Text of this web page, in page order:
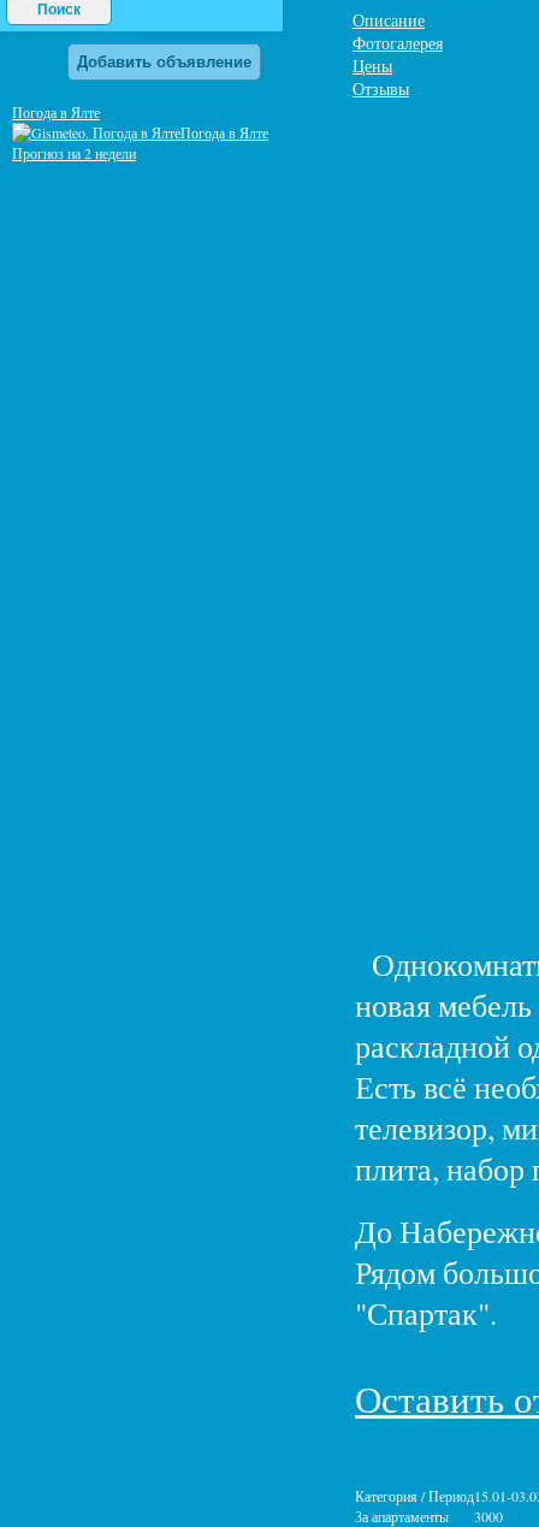
Описание
Фотогалерея
Цены
Отзывы
новая
раскладной
Есть всё
телевизор,
плита,
До
Рядом
"Спартак".
Оставить
Категория / Период15.01-
За апартаменты
3000
Поиск
Добавить объявление
Погода в Ялте
Погода в Ялте
Прогноз на 2 недели